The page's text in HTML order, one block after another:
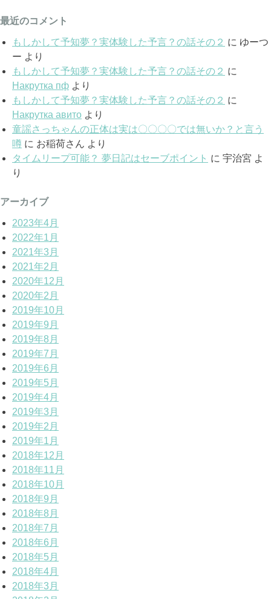
最近のコメント
もしかして予知夢？実体験した予言？の話その２ に ゆーつ
ー より
もしかして予知夢？実体験した予言？の話その２ に
Накрутка пф より
もしかして予知夢？実体験した予言？の話その２ に
Накрутка авито より
童謡さっちゃんの正体は実は〇〇〇〇では無いか？と言う
噂 に お稲荷さん より
タイムリープ可能？ 夢日記はセーブポイント に 宇治宮 よ
り
アーカイブ
2023年4月
2022年1月
2021年3月
2021年2月
2020年12月
2020年2月
2019年10月
2019年9月
2019年8月
2019年7月
2019年6月
2019年5月
2019年4月
2019年3月
2019年2月
2019年1月
2018年12月
2018年11月
2018年10月
2018年9月
2018年8月
2018年7月
2018年6月
2018年5月
2018年4月
2018年3月